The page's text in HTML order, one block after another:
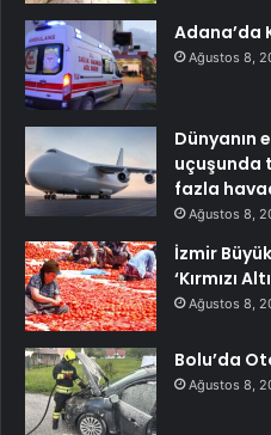
Adana’da
Ağustos 8,
Dünyanın
uçuşunda
fazla
Ağustos 8,
İzmir
‘Kırmızı
Ağustos 8,
Bolu’da
Ağustos 8,